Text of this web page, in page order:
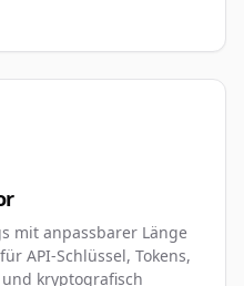
mit anpassbarer Länge
API-Schlüssel, Tokens,
kryptografisch